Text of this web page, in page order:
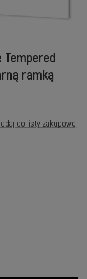
Tempered
ramką
do listy zakupowej